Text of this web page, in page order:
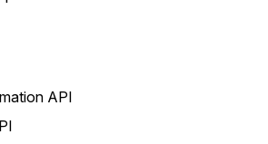
API